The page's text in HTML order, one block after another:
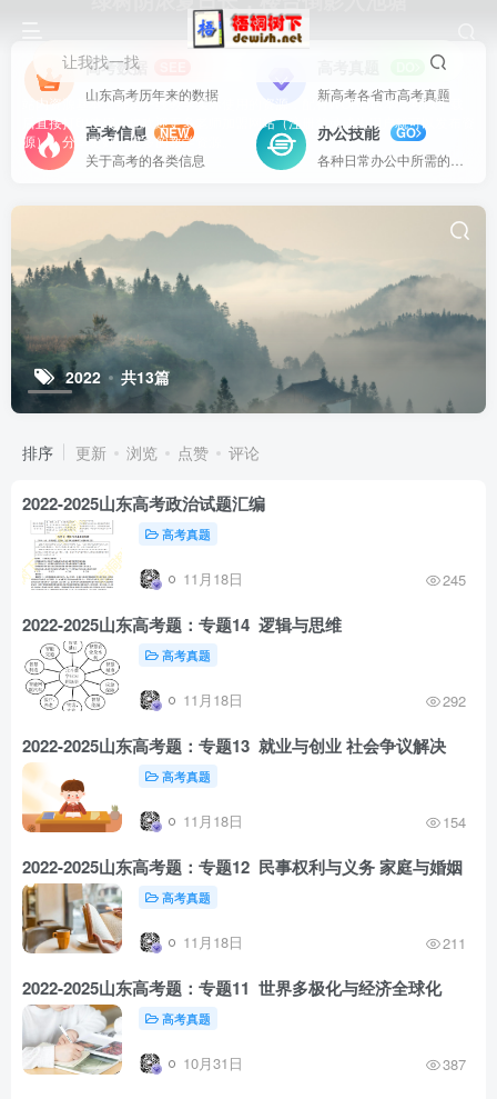
让我找一找
站内资源基本上都是一线教学实际使用的资源，配有WORD版本，可以下载
后直接打印使用。也欢迎更多老师加盟网站（注册登录成为用户就可以发布资
源），分享更好、更多的教学资源。
高考数据
山东高考历年来的数据
新高考各省市高考真题
高考信息
NEW
关于高考的各类信息
办公技能
GO
2022 共13篇
排序 更新 浏览 点赞 评论
2022-2025山东高考政治试题汇编
高考真题
11月18日 245
2022-2025山东高考题：专题14 逻辑与思维
高考真题
11月18日 292
2022-2025山东高考题：专题13 就业与创业 社会争议解决
高考真题
11月18日 154
2022-2025山东高考题：专题12 民事权利与义务 家庭与婚姻
高考真题
11月18日 211
2022-2025山东高考题：专题11 世界多极化与经济全球化
高考真题
10月31日 387